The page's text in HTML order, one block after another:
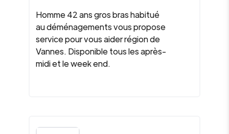
Homme 42 ans gros bras habitué
au déménagements vous propose
service pour vous aider région de
Vannes. Disponible tous les après-
midi et le week end.